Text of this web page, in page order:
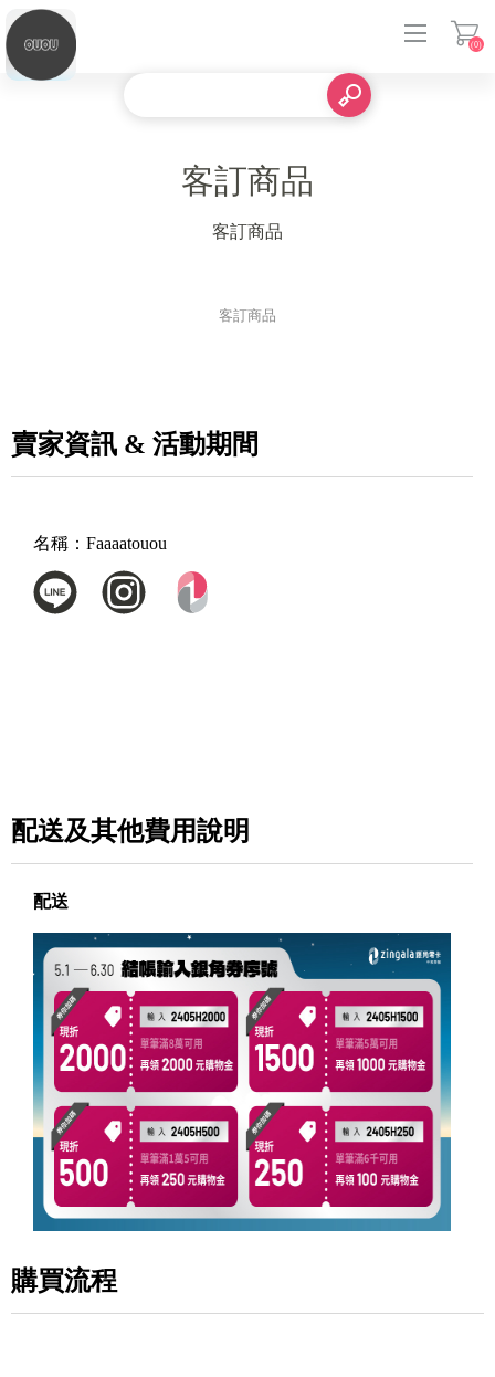
(0)
客訂商品
客訂商品
客訂商品
賣家資訊 & 活動期間
名稱： Faaaatouou
配送及其他費用說明
配送
購買流程